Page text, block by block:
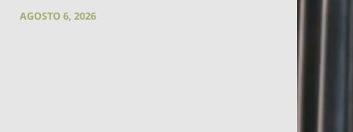
AGOSTO 6, 2026